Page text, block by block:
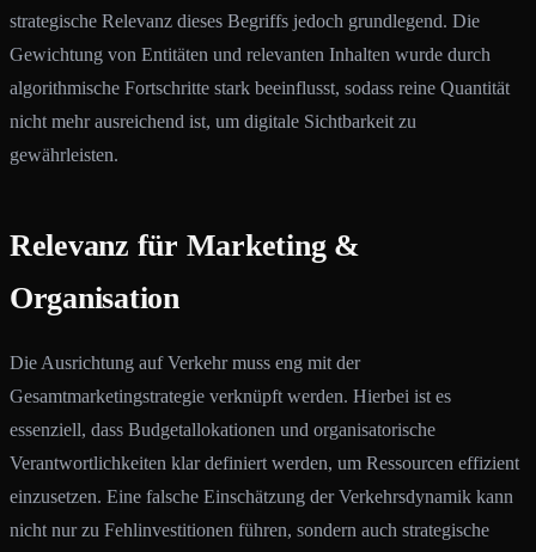
strategische Relevanz dieses Begriffs jedoch grundlegend. Die
Gewichtung von Entitäten und relevanten Inhalten wurde durch
algorithmische Fortschritte stark beeinflusst, sodass reine Quantität
nicht mehr ausreichend ist, um digitale Sichtbarkeit zu
gewährleisten.
Relevanz für Marketing &
Organisation
Die Ausrichtung auf Verkehr muss eng mit der
Gesamtmarketingstrategie verknüpft werden. Hierbei ist es
essenziell, dass Budgetallokationen und organisatorische
Verantwortlichkeiten klar definiert werden, um Ressourcen effizient
einzusetzen. Eine falsche Einschätzung der Verkehrsdynamik kann
nicht nur zu Fehlinvestitionen führen, sondern auch strategische